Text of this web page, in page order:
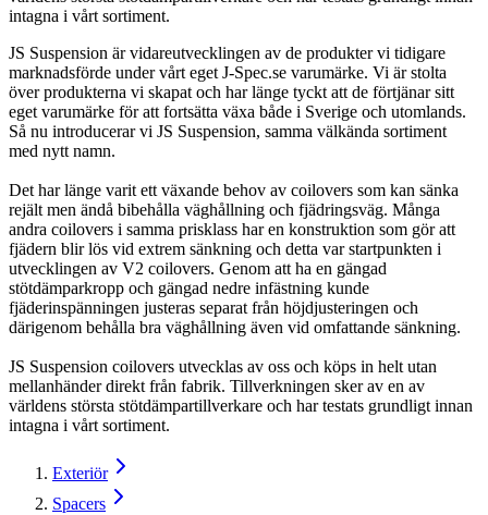
intagna i vårt sortiment.
JS Suspension är vidareutvecklingen av de produkter vi tidigare
marknadsförde under vårt eget J-Spec.se varumärke. Vi är stolta
över produkterna vi skapat och har länge tyckt att de förtjänar sitt
eget varumärke för att fortsätta växa både i Sverige och utomlands.
Så nu introducerar vi JS Suspension, samma välkända sortiment
med nytt namn.
Det har länge varit ett växande behov av coilovers som kan sänka
rejält men ändå bibehålla väghållning och fjädringsväg. Många
andra coilovers i samma prisklass har en konstruktion som gör att
fjädern blir lös vid extrem sänkning och detta var startpunkten i
utvecklingen av V2 coilovers. Genom att ha en gängad
stötdämparkropp och gängad nedre infästning kunde
fjäderinspänningen justeras separat från höjdjusteringen och
därigenom behålla bra väghållning även vid omfattande sänkning.
JS Suspension coilovers utvecklas av oss och köps in helt utan
mellanhänder direkt från fabrik. Tillverkningen sker av en av
världens största stötdämpartillverkare och har testats grundligt innan
intagna i vårt sortiment.
Exteriör
Spacers